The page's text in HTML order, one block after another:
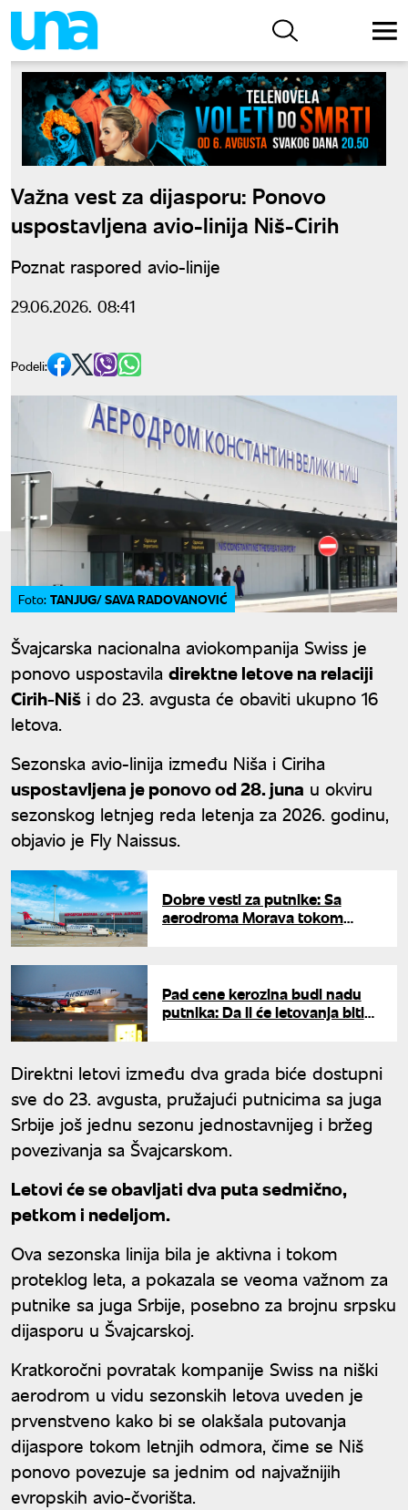
Važna vest za dijasporu: Ponovo
uspostavljena avio-linija Niš-Cirih
Poznat raspored avio-linije
29.06.2026. 08:41
Podeli:
Foto: TANJUG/ SAVA RADOVANOVIĆ
Švajcarska nacionalna aviokompanija Swiss je
ponovo uspostavila direktne letove na relaciji
Cirih-Niš i do 23. avgusta će obaviti ukupno 16
letova.
Sezonska avio-linija između Niša i Ciriha
uspostavljena je ponovo od 28. juna u okviru
sezonskog letnjeg reda letenja za 2026. godinu,
objavio je Fly Naissus.
Dobre vesti za putnike: Sa
aerodroma Morava tokom
Pad cene kerozina budi nadu
putnika: Da li će letovanja biti
Direktni letovi između dva grada biće dostupni
sve do 23. avgusta, pružajući putnicima sa juga
Srbije još jednu sezonu jednostavnijeg i bržeg
povezivanja sa Švajcarskom.
Letovi će se obavljati dva puta sedmično,
petkom i nedeljom.
Ova sezonska linija bila je aktivna i tokom
proteklog leta, a pokazala se veoma važnom za
putnike sa juga Srbije, posebno za brojnu srpsku
dijasporu u Švajcarskoj.
Kratkoročni povratak kompanije Swiss na niški
aerodrom u vidu sezonskih letova uveden je
prvenstveno kako bi se olakšala putovanja
dijaspore tokom letnjih odmora, čime se Niš
ponovo povezuje sa jednim od najvažnijih
evropskih avio-čvorišta.